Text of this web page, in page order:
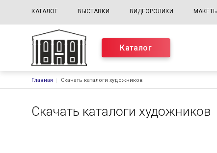
КАТАЛОГ ВЫСТАВКИ ВИДЕОРОЛИКИ МАКЕТЫ
Каталог
Строка навигации
Главная Скачать каталоги художников
Скачать каталоги художников